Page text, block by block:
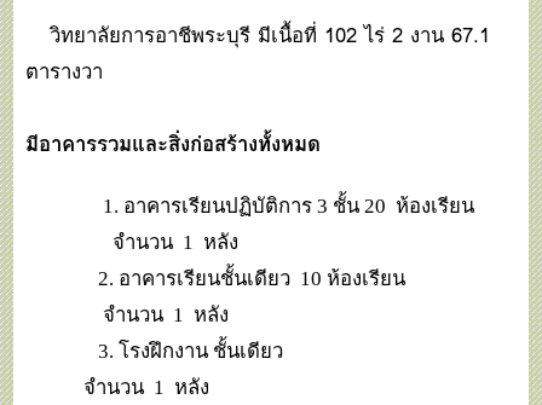
วิทยาลัยการอาชีพระบุรี มีเนื้อที่ 102 ไร่ 2 งาน 67.1
ตารางวา
มีอาคารรวมและสิ่งก่อสร้างทั้งหมด
1. อาคารเรียนปฏิบัติการ 3 ชั้น 20 ห้องเรียน
จำนวน 1 หลัง
2. อาคารเรียนชั้นเดียว 10 ห้องเรียน
จำนวน 1 หลัง
3. โรงฝึกงาน ชั้นเดียว
จำนวน 1 หลัง